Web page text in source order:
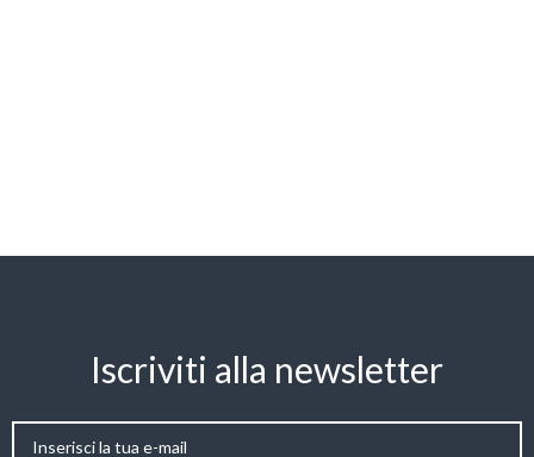
Iscriviti alla newsletter